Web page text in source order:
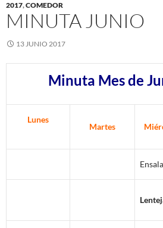
2017,COMEDOR
MINUTA JUNIO
13 JUNIO 2017
Minuta Mes de
Lunes
Martes